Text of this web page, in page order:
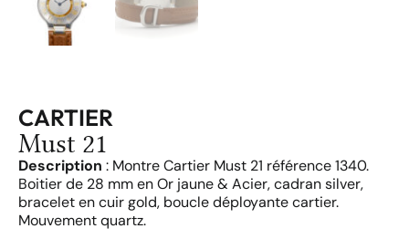
CARTIER
Must 21
Description : Montre Cartier Must 21 référence 1340.
Boitier de 28 mm en Or jaune & Acier, cadran silver,
bracelet en cuir gold, boucle déployante cartier.
Mouvement quartz.